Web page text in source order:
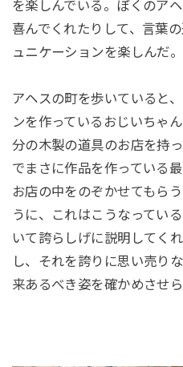
を楽しんでいる。ぼくのア
喜んでくれたりして、言葉
ュニケーションを楽しんだ。
アヘスの町を歩いていると
ンを作っているおじいちゃ
分の木製の道具のお店を持
でまさに作品を作っている
お店の中をのぞかせてもら
うに、これはこうなってい
いて誇らしげに説明してく
し、それを誇りに思い売り
来あるべき姿を確かめさせ